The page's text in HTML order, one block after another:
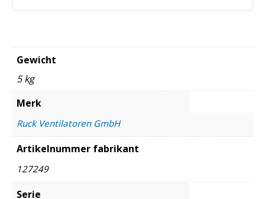
Gewicht
5 kg
Merk
Ruck Ventilatoren GmbH
Artikelnummer fabrikant
127249
Serie